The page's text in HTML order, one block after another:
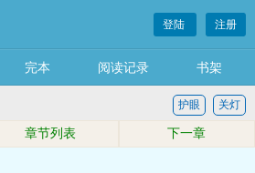
登陆 注册
完本 阅读记录 书架
关灯
护眼
章节列表 下一章